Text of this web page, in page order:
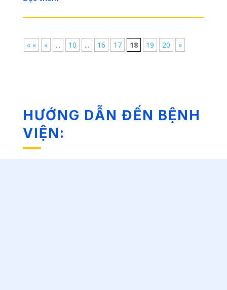
« « « ... 10 ... 16 17 18 19 20 »
HƯỚNG DẪN ĐẾN BỆNH
VIỆN: